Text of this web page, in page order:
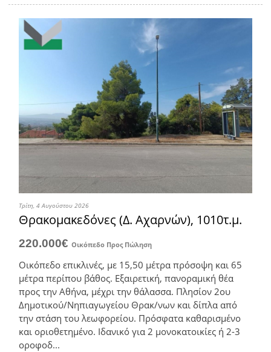
Τρίτη, 4 Αυγούστου 2026
Θρακομακεδόνες (Δ. Αχαρνών), 1010τ.μ.
220.000€Οικόπεδο Προς Πώληση
Οικόπεδο επικλινές, με 15,50 μέτρα πρόσοψη και 65
μέτρα περίπου βάθος. Εξαιρετική, πανοραμική θέα
προς την Αθήνα, μέχρι την θάλασσα. Πλησίον 2ου
Δημοτικού/Νηπιαγωγείου Θρακ/νων και δίπλα από
την στάση του λεωφορείου. Πρόσφατα καθαρισμένο
και οριοθετημένο. Ιδανικό για 2 μονοκατοικίες ή 2-3
οροφοδ...